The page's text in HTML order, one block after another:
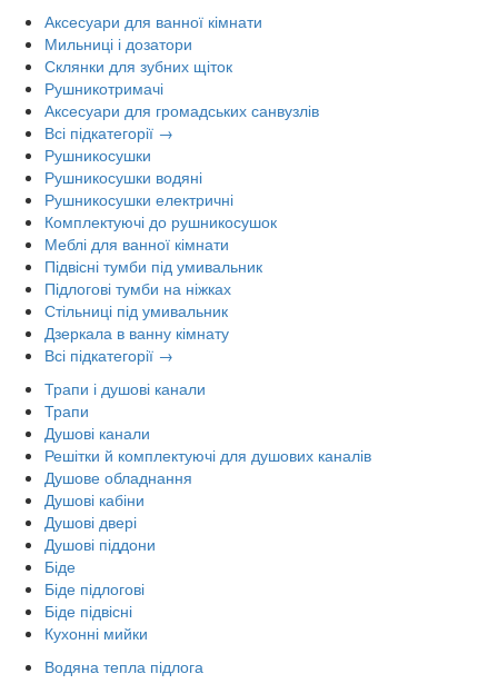
Аксесуари для ванної кімнати
Мильниці і дозатори
Склянки для зубних щіток
Рушникотримачі
Аксесуари для громадських санвузлів
Всі підкатегорії →
Рушникосушки
Рушникосушки водяні
Рушникосушки електричні
Комплектуючі до рушникосушок
Меблі для ванної кімнати
Підвісні тумби під умивальник
Підлогові тумби на ніжках
Стільниці під умивальник
Дзеркала в ванну кімнату
Всі підкатегорії →
Трапи і душові канали
Трапи
Душові канали
Решітки й комплектуючі для душових каналів
Душове обладнання
Душові кабіни
Душові двері
Душові піддони
Біде
Біде підлогові
Біде підвісні
Кухонні мийки
Водяна тепла підлога